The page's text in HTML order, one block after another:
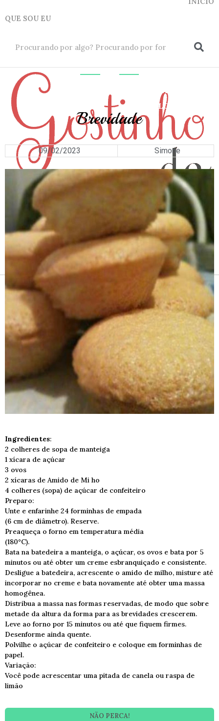
QUE SOU EU
Receitas e vinhos
TORTAS
BOLOS
Brevidade
09/02/2023 Simone
Ingredientes:
2 colheres de sopa de manteiga
1 xícara de açúcar
3 ovos
2 xícaras de Amido de Mi ho
4 colheres (sopa) de açúcar de confeiteiro
Preparo:
Unte e enfarinhe 24 forminhas de empada
(6 cm de diâmetro). Reserve.
Preaqueça o forno em temperatura média
(180°C).
Bata na batedeira a manteiga, o açúcar, os ovos e bata por 5
minutos ou até obter um creme esbranquiçado e consistente.
Desligue a batedeira, acrescente o amido de milho, misture até
incorporar no creme e bata novamente até obter uma massa
homogênea.
Distribua a massa nas formas reservadas, de modo que sobre
metade da altura da forma para as brevidades crescerem.
Leve ao forno por 15 minutos ou até que fiquem firmes.
Desenforme ainda quente.
Polvilhe o açúcar de confeiteiro e coloque em forminhas de
papel.
Variação:
Você pode acrescentar uma pitada de canela ou raspa de
limão
NÃO PERCA!